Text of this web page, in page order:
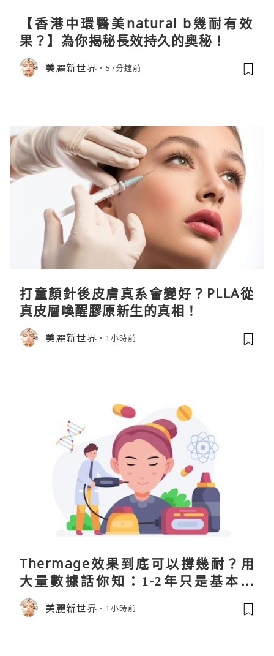
【香港中環醫美natural b幾耐有效
果？】為你揭秘長效持久的奧秘！
美麗新世界 57分鐘前
打童顏針後皮膚真系會變好？PLLA從
真皮層喚醒膠原新生的真相！
美麗新世界 1小時前
Thermage效果到底可以撐幾耐？用
大量數據話你知：1-2年只是基本操
作！
美麗新世界 1小時前